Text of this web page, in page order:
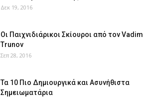
Δεκ 19, 2016
Οι Παιχνιδιάρικοι Σκίουροι από τον Vadim
Trunov
Σεπ 28, 2016
Τα 10 Πιο Δημιουργικά και Ασυνήθιστα
Σημειωματάρια